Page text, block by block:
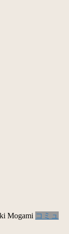
Mogami コミュ